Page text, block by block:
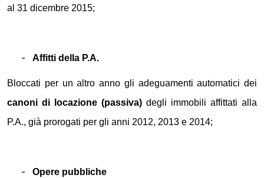
al 31 dicembre 2015;
- Affitti della P.A.
Bloccati per un altro anno gli adeguamenti automatici dei
canoni di locazione (passiva) degli immobili affittati alla
P.A., già prorogati per gli anni 2012, 2013 e 2014;
- Opere pubbliche